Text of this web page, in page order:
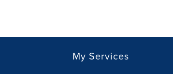
My Services